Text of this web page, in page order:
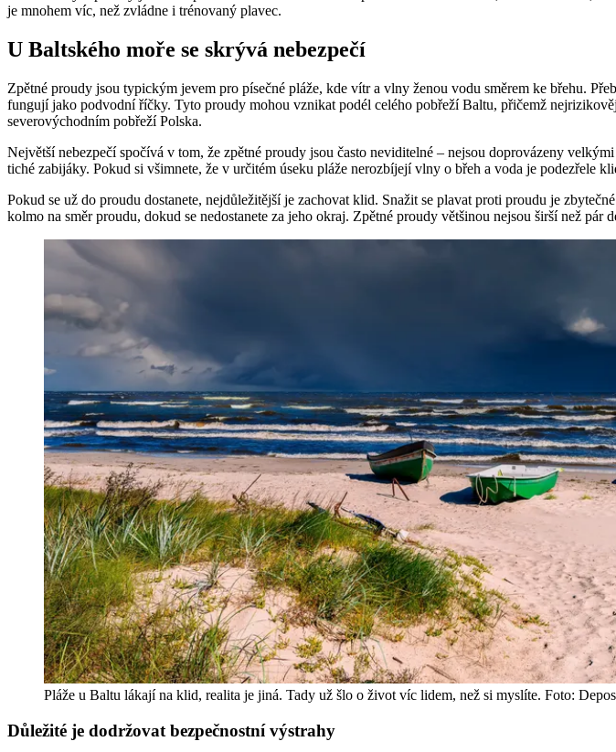
je mnohem víc, než zvládne i trénovaný plavec.
U Baltského moře se skrývá nebezpečí
Zpětné proudy jsou typickým jevem pro písečné pláže, kde vítr a vlny ženou vodu směrem ke břehu.
fungují jako podvodní říčky. Tyto proudy mohou vznikat podél celého pobřeží Baltu, přičemž
severovýchodním pobřeží Polska.
Největší nebezpečí spočívá v tom, že zpětné proudy jsou často neviditelné – nejsou doprovázeny
tiché zabijáky. Pokud si všimnete, že v určitém úseku pláže nerozbíjejí vlny o břeh a voda je podezřele
Pokud se už do proudu dostanete, nejdůležitější je zachovat klid. Snažit se plavat proti proudu je
kolmo na směr proudu, dokud se nedostanete za jeho okraj. Zpětné proudy většinou nejsou širší než
Pláže u Baltu lákají na klid, realita je jiná. Tady už šlo o život víc lidem, než si myslíte. Foto:
Důležité je dodržovat bezpečnostní výstrahy